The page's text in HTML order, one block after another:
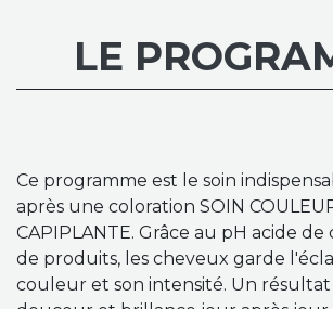
LE
Ce programme est le soin
après une coloration SOIN
CAPIPLANTE. Grâce au pH acide
de produits, les cheveux garde
couleur et son intensité. Un